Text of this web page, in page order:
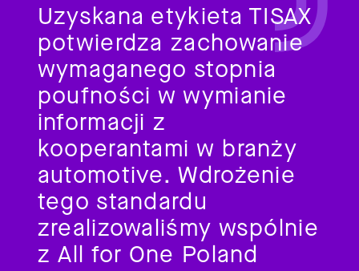
Uzyskana etykieta TISAX
potwierdza zachowanie
wymaganego stopnia
poufności w wymianie
informacji z
kooperantami w branży
automotive. Wdrożenie
tego standardu
zrealizowaliśmy wspólnie
z All for One Poland